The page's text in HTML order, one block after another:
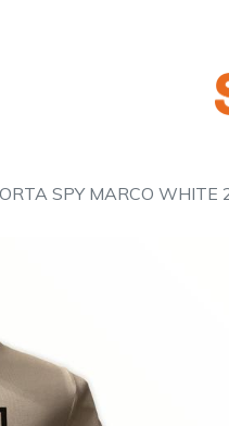
SPY MARCO WHITE